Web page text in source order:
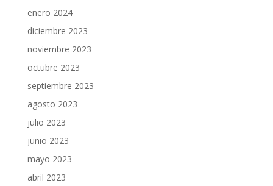
enero 2024
diciembre 2023
noviembre 2023
octubre 2023
septiembre 2023
agosto 2023
julio 2023
junio 2023
mayo 2023
abril 2023